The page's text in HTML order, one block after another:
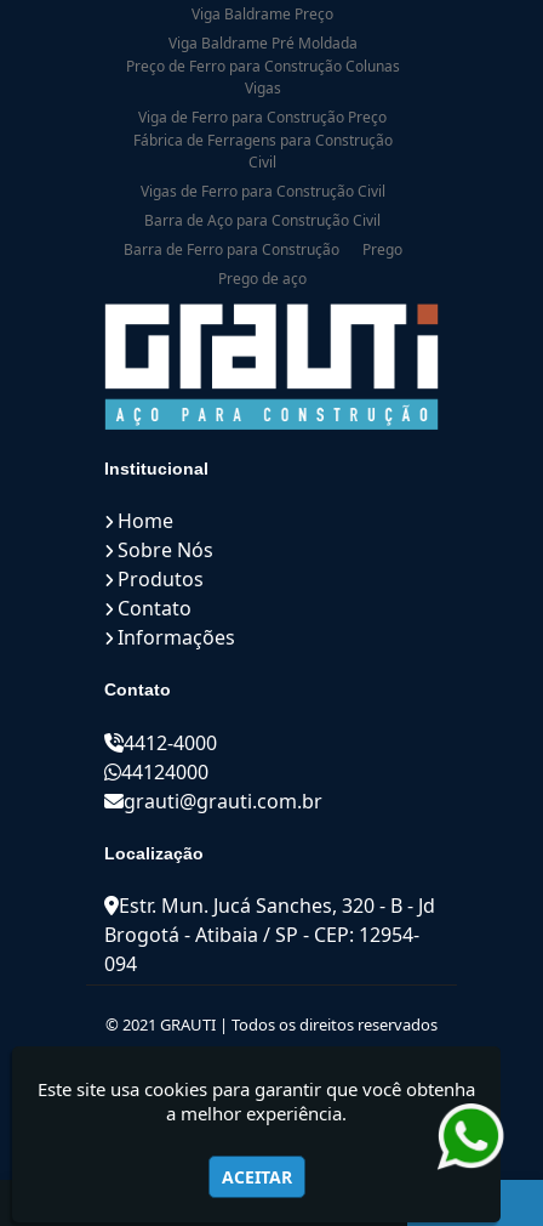
Viga Baldrame Preço
Viga Baldrame Pré Moldada
Preço de Ferro para Construção Colunas
Vigas
Viga de Ferro para Construção Preço
Fábrica de Ferragens para Construção
Civil
Vigas de Ferro para Construção Civil
Barra de Aço para Construção Civil
Barra de Ferro para Construção
Prego
Prego de aço
Institucional
Home
Sobre Nós
Produtos
Contato
Informações
Contato
4412-4000
44124000
grauti@grauti.com.br
Localização
Estr. Mun. Jucá Sanches, 320 - B - Jd
Brogotá - Atibaia / SP - CEP: 12954-
094
© 2021 GRAUTI | Todos os direitos reservados
Este site usa cookies para garantir que você obtenha
a melhor experiência.
ACEITAR